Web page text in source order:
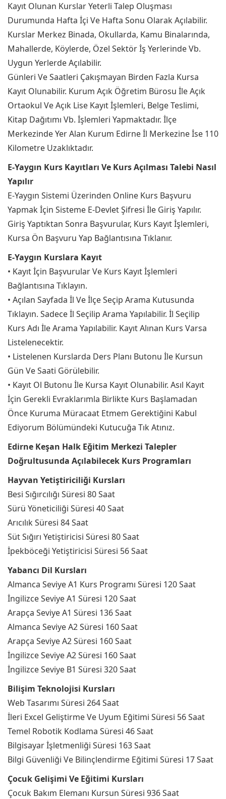
Kayıt Olunan Kurslar Yeterli Talep Oluşması
Durumunda Hafta İçi Ve Hafta Sonu Olarak Açılabilir.
Kurslar Merkez Binada, Okullarda, Kamu Binalarında,
Mahallerde, Köylerde, Özel Sektör İş Yerlerinde Vb.
Uygun Yerlerde Açılabilir.
Günleri Ve Saatleri Çakışmayan Birden Fazla Kursa
Kayıt Olunabilir. Kurum Açık Öğretim Bürosu İle Açık
Ortaokul Ve Açık Lise Kayıt İşlemleri, Belge Teslimi,
Kitap Dağıtımı Vb. İşlemleri Yapmaktadır. İlçe
Merkezinde Yer Alan Kurum Edirne İl Merkezine İse 110
Kilometre Uzaklıktadır.
E-Yaygın Kurs Kayıtları Ve Kurs Açılması Talebi Nasıl
Yapılır
E-Yaygın Sistemi Üzerinden Online Kurs Başvuru
Yapmak İçin Sisteme E-Devlet Şifresi İle Giriş Yapılır.
Giriş Yaptıktan Sonra Başvurular, Kurs Kayıt İşlemleri,
Kursa Ön Başvuru Yap Bağlantısına Tıklanır.
E-Yaygın Kurslara Kayıt
• Kayıt İçin Başvurular Ve Kurs Kayıt İşlemleri
Bağlantısına Tıklayın.
• Açılan Sayfada İl Ve İlçe Seçip Arama Kutusunda
Tıklayın. Sadece İl Seçilip Arama Yapılabilir. İl Seçilip
Kurs Adı İle Arama Yapılabilir. Kayıt Alınan Kurs Varsa
Listelenecektir.
• Listelenen Kurslarda Ders Planı Butonu İle Kursun
Gün Ve Saati Görülebilir.
• Kayıt Ol Butonu İle Kursa Kayıt Olunabilir. Asıl Kayıt
İçin Gerekli Evraklarımla Birlikte Kurs Başlamadan
Önce Kuruma Müracaat Etmem Gerektiğini Kabul
Ediyorum Bölümündeki Kutucuğa Tık Atınız.
Edirne Keşan Halk Eğitim Merkezi Talepler
Doğrultusunda Açılabilecek Kurs Programları
Hayvan Yetiştiriciliği Kursları
Besi Sığırcılığı Süresi 80 Saat
Sürü Yöneticiliği Süresi 40 Saat
Arıcılık Süresi 84 Saat
Süt Sığırı Yetiştiricisi Süresi 80 Saat
İpekböceği Yetiştiricisi Süresi 56 Saat
Yabancı Dil Kursları
Almanca Seviye A1 Kurs Programı Süresi 120 Saat
İngilizce Seviye A1 Süresi 120 Saat
Arapça Seviye A1 Süresi 136 Saat
Almanca Seviye A2 Süresi 160 Saat
Arapça Seviye A2 Süresi 160 Saat
İngilizce Seviye A2 Süresi 160 Saat
İngilizce Seviye B1 Süresi 320 Saat
Bilişim Teknolojisi Kursları
Web Tasarımı Süresi 264 Saat
İleri Excel Geliştirme Ve Uyum Eğitimi Süresi 56 Saat
Temel Robotik Kodlama Süresi 46 Saat
Bilgisayar İşletmenliği Süresi 163 Saat
Bilgi Güvenliği Ve Bilinçlendirme Eğitimi Süresi 17 Saat
Çocuk Gelişimi Ve Eğitimi Kursları
Çocuk Bakım Elemanı Kursun Süresi 936 Saat